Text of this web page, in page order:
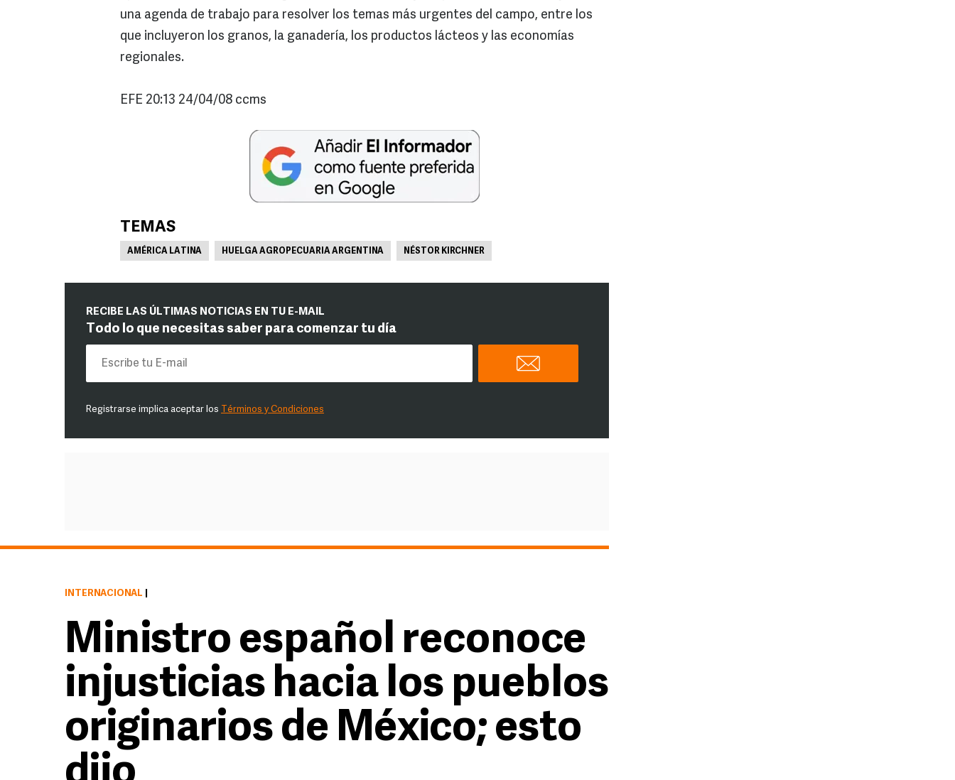
una agenda de trabajo para resolver los temas más urgentes del campo, entre los
que incluyeron los granos, la ganadería, los productos lácteos y las economías
regionales.
EFE 20:13 24/04/08 ccms
TEMAS
AMÉRICA LATINA HUELGA AGROPECUARIA ARGENTINA NÉSTOR KIRCHNER
RECIBE LAS ÚLTIMAS NOTICIAS EN TU E-MAIL
Todo lo que necesitas saber para comenzar tu día
Registrarse implica aceptar los Términos y Condiciones
INTERNACIONAL
Ministro español reconoce
injusticias hacia los pueblos
originarios de México; esto